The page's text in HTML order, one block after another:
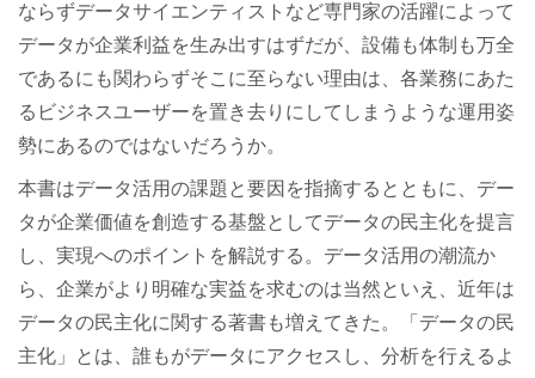
ならずデータサイエンティストなど専門家の活躍によって
データが企業利益を生み出すはずだが、設備も体制も万全
であるにも関わらずそこに至らない理由は、各業務にあた
るビジネスユーザーを置き去りにしてしまうような運用姿
勢にあるのではないだろうか。
本書はデータ活用の課題と要因を指摘するとともに、デー
タが企業価値を創造する基盤としてデータの民主化を提言
し、実現へのポイントを解説する。データ活用の潮流か
ら、企業がより明確な実益を求むのは当然といえ、近年は
データの民主化に関する著書も増えてきた。「データの民
主化」とは、誰もがデータにアクセスし、分析を行えるよ